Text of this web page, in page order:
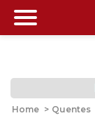
Home > Quentes